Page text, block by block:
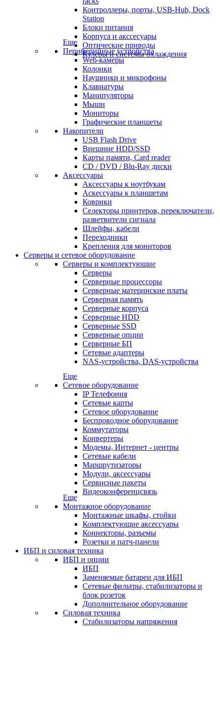
Контроллеры, порты, USB-Hub, Dock
Station
Блоки питания
Корпуса и акссесуары
Оптические приводы
Кулеры и системы охлаждения
Еще
Периферийные устройства
Web-камеры
Колонки
Наушники и микрофоны
Клавиатуры
Манипуляторы
Мыши
Мониторы
Графические планшеты
Накопители
USB Flash Drive
Внешние HDD/SSD
Карты памяти, Card reader
CD / DVD / Blu-Ray диски
Аксессуары
Аксессуары к ноутбукам
Аскессуары к планшетам
Коврики
Селекторы принтеров, переключатели,
разветвители сигнала
Шлейфы, кабели
Переходники
Крепления для мониторов
Серверы и сетевое оборудование
Серверы и комплектующие
Серверы
Серверные процессоры
Серверные материнские платы
Серверная память
Серверные корпуса
Серверные HDD
Серверные SSD
Серверные опции
Серверные БП
Сетевые адаптеры
NAS-устройства, DAS-устройства
Еще
Сетевое оборудование
IP Телефония
Сетевые карты
Сетевое оборудование
Беспроводное оборудование
Коммутаторы
Конвертеры
Модемы, Интернет - центры
Сетевые кабели
Маршрутизаторы
Модули, аксессуары
Сервисные пакеты
Видеоконференцсвязь
Еще
Монтажное оборудование
Монтажные шкафы, стойки
Комплектующие аксессуары
Коннекторы, разъемы
Розетки и патч-панели
ИБП и силовая техника
ИБП и опции
ИБП
Заменяемые батареи для ИБП
Сетевые фильтры, стабилизаторы и
блок розеток
Дополнительное оборудование
Силовая техника
Стабилизаторы напряжения